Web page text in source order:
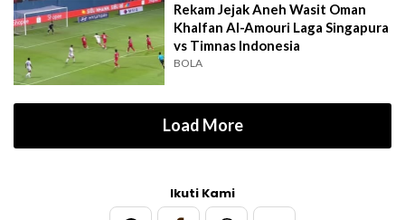
Rekam Jejak Aneh Wasit Oman
Khalfan Al-Amouri Laga Singapura
vs Timnas Indonesia
BOLA
Load More
Ikuti Kami